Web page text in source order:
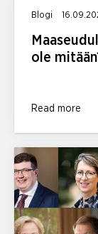
Blogi
ole
Read more